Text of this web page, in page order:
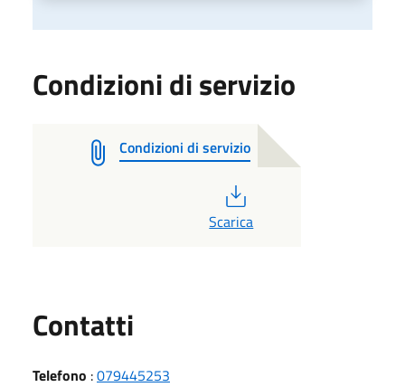
Condizioni di servizio
Condizioni di servizio
Scarica
Contatti
Telefono :079445253